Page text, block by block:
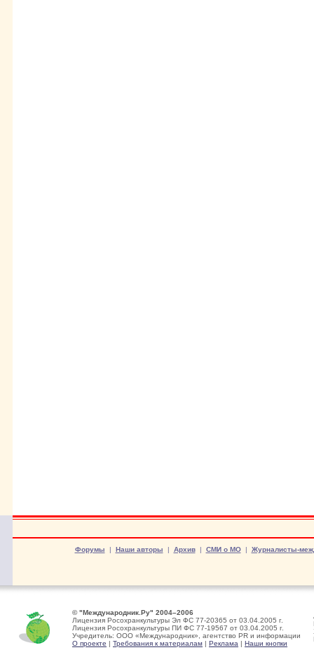
Форумы | Наши авторы | Архив| СМИ о МО| Журналисты-
© "Международник.Ру" 2004–2006
Лицензия Росохранкультуры Эл ФС 77-20365 от 03.04.2005 г.
Лицензия Росохранкультуры ПИ ФС 77-19567 от 03.04.2005 г.
Учредитель: ООО «Международник», агентство PR и информации
О проекте | Требования к материалам | Реклама | Наши кнопки